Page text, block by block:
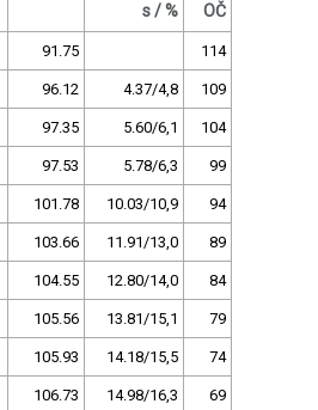
s / %
OČ
91.75 114
96.12 4.37/4,8 109
97.35 5.60/6,1 104
97.53 5.78/6,3 99
101.78 10.03/10,9 94
103.66 11.91/13,0 89
104.55 12.80/14,0 84
105.56 13.81/15,1 79
105.93 14.18/15,5 74
106.73 14.98/16,3 69